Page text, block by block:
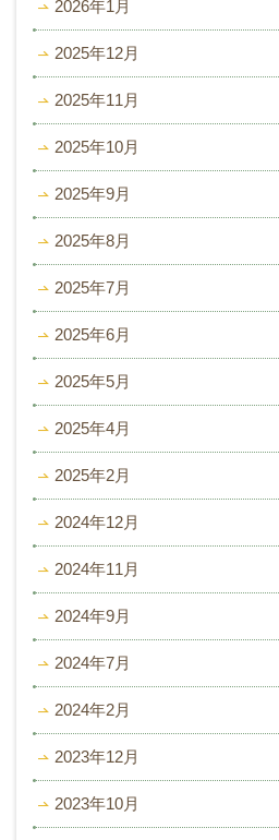
2026年1月
2025年12月
2025年11月
2025年10月
2025年9月
2025年8月
2025年7月
2025年6月
2025年5月
2025年4月
2025年2月
2024年12月
2024年11月
2024年9月
2024年7月
2024年2月
2023年12月
2023年10月